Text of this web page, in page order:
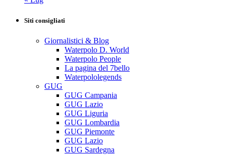
Siti consigliati
Giornalistici & Blog
Waterpolo D. World
Waterpolo People
La pagina del 7bello
Waterpololegends
GUG
GUG Campania
GUG Lazio
GUG Liguria
GUG Lombardia
GUG Piemonte
GUG Lazio
GUG Sardegna